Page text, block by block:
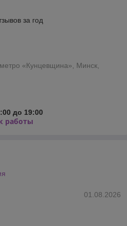
за год
«Кунцевщина», Минск,
до 19:00
работы
01.08.2026